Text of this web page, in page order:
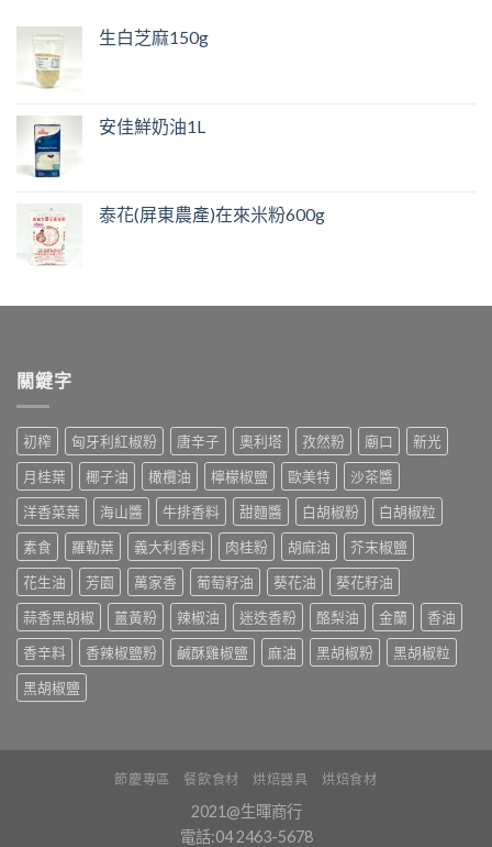
生白芝麻150g
安佳鮮奶油1L
泰花(屏東農產)在來米粉600g
關鍵字
初榨 匈牙利紅椒粉 唐辛子 奧利塔 孜然粉 廟口
新光
月桂葉
椰子油 橄欖油 檸檬椒鹽 歐美特
沙茶醬
洋香菜葉
海山醬 牛排香料 甜麵醬 白胡椒粉
白胡椒粒
素食
羅勒葉 義大利香料 肉桂粉 胡麻油
芥末椒鹽
花生油
芳園 萬家香 葡萄籽油 葵花油
葵花籽油
蒜香黑胡椒
薑黃粉 辣椒油 迷迭香粉 酪梨油 金蘭
香油
香辛料
香辣椒鹽粉 鹹酥雞椒鹽 麻油 黑胡椒粉
黑胡椒粒
黑胡椒鹽
節慶專區 餐飲食材 烘焙器具 烘焙食材
2021@生暉商行
電話:04 2463-5678